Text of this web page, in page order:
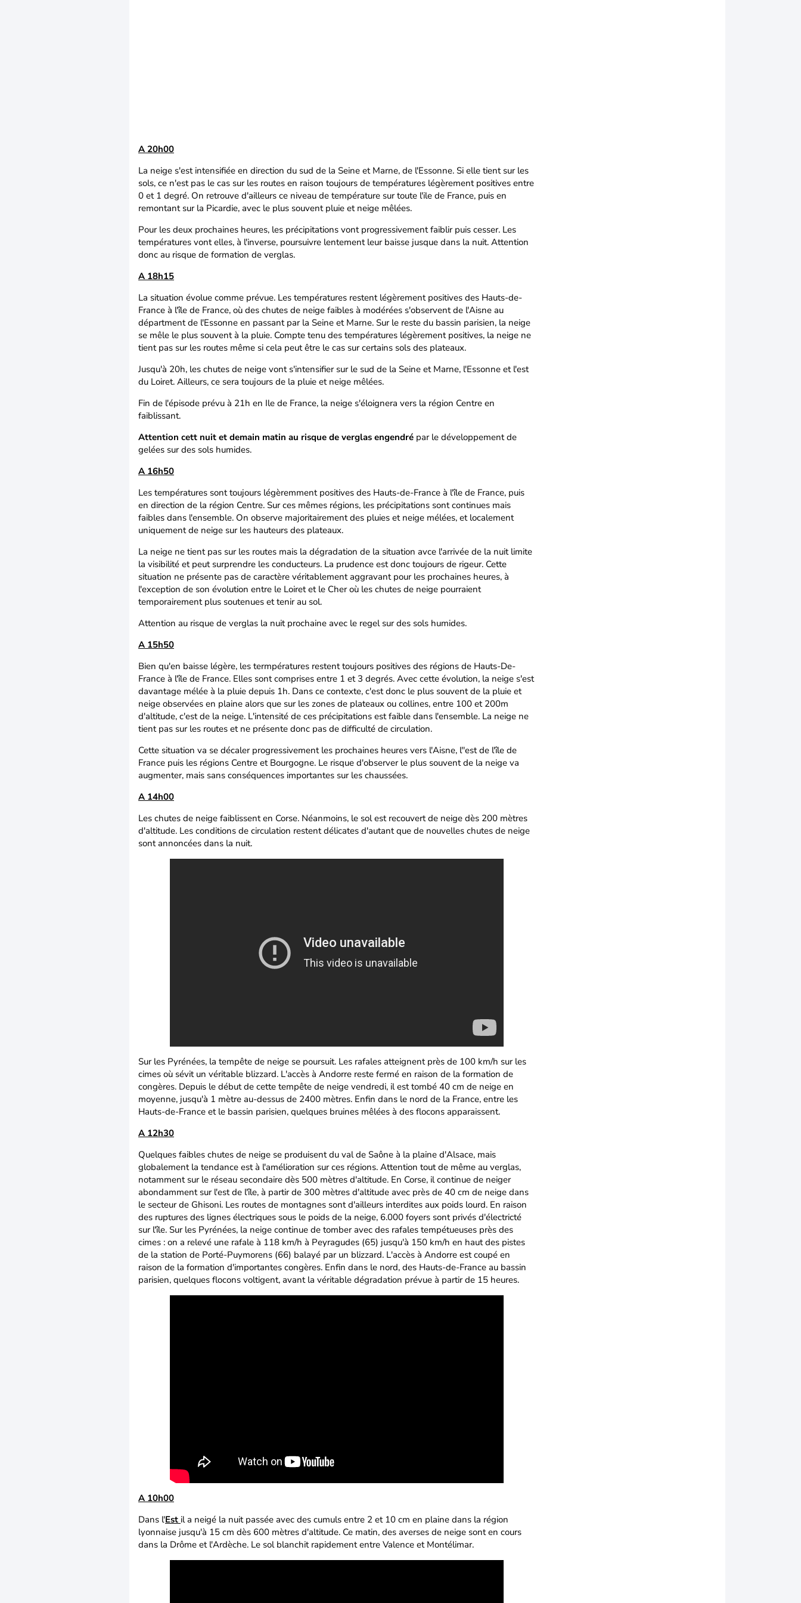
A 20h00
La neige s'est intensifiée en direction du sud de la Seine et Marne, de l'Essonne. Si elle tient sur les
sols, ce n'est pas le cas sur les routes en raison toujours de températures légèrement positives entre
0 et 1 degré. On retrouve d'ailleurs ce niveau de température sur toute l'ile de France, puis en
remontant sur la Picardie, avec le plus souvent pluie et neige mêlées.
Pour les deux prochaines heures, les précipitations vont progressivement faiblir puis cesser. Les
températures vont elles, à l'inverse, poursuivre lentement leur baisse jusque dans la nuit. Attention
donc au risque de formation de verglas.
A 18h15
La situation évolue comme prévue. Les températures restent légèrement positives des Hauts-de-
France à l'île de France, où des chutes de neige faibles à modérées s'observent de l'Aisne au
départment de l'Essonne en passant par la Seine et Marne. Sur le reste du bassin parisien, la neige
se mêle le plus souvent à la pluie. Compte tenu des températures légèrement positives, la neige ne
tient pas sur les routes même si cela peut être le cas sur certains sols des plateaux.
Jusqu'à 20h, les chutes de neige vont s'intensifier sur le sud de la Seine et Marne, l'Essonne et l'est
du Loiret. Ailleurs, ce sera toujours de la pluie et neige mêlées.
Fin de l'épisode prévu à 21h en Ile de France, la neige s'éloignera vers la région Centre en
faiblissant.
Attention cett nuit et demain matin au risque de verglas engendré par le développement de
gelées sur des sols humides.
A 16h50
Les températures sont toujours légèremment positives des Hauts-de-France à l'île de France, puis
en direction de la région Centre. Sur ces mêmes régions, les précipitations sont continues mais
faibles dans l'ensemble. On observe majoritairement des pluies et neige mélées, et localement
uniquement de neige sur les hauteurs des plateaux.
La neige ne tient pas sur les routes mais la dégradation de la situation avce l'arrivée de la nuit limite
la visibilité et peut surprendre les conducteurs. La prudence est donc toujours de rigeur. Cette
situation ne présente pas de caractère véritablement aggravant pour les prochaines heures, à
l'exception de son évolution entre le Loiret et le Cher où les chutes de neige pourraient
temporairement plus soutenues et tenir au sol.
Attention au risque de verglas la nuit prochaine avec le regel sur des sols humides.
A 15h50
Bien qu'en baisse légère, les termpératures restent toujours positives des régions de Hauts-De-
France à l'île de France. Elles sont comprises entre 1 et 3 degrés. Avec cette évolution, la neige s'est
davantage mélée à la pluie depuis 1h. Dans ce contexte, c'est donc le plus souvent de la pluie et
neige observées en plaine alors que sur les zones de plateaux ou collines, entre 100 et 200m
d'altitude, c'est de la neige. L'intensité de ces précipitations est faible dans l'ensemble. La neige ne
tient pas sur les routes et ne présente donc pas de difficulté de circulation.
Cette situation va se décaler progressivement les prochaines heures vers l'Aisne, l''est de l'île de
France puis les régions Centre et Bourgogne. Le risque d'observer le plus souvent de la neige va
augmenter, mais sans conséquences importantes sur les chaussées.
A 14h00
Les chutes de neige faiblissent en Corse. Néanmoins, le sol est recouvert de neige dès 200 mètres
d'altitude. Les conditions de circulation restent délicates d'autant que de nouvelles chutes de neige
sont annoncées dans la nuit.
Sur les Pyrénées, la tempête de neige se poursuit. Les rafales atteignent près de 100 km/h sur les
cimes où sévit un véritable blizzard. L'accès à Andorre reste fermé en raison de la formation de
congères. Depuis le début de cette tempête de neige vendredi, il est tombé 40 cm de neige en
moyenne, jusqu'à 1 mètre au-dessus de 2400 mètres. Enfin dans le nord de la France, entre les
Hauts-de-France et le bassin parisien, quelques bruines mêlées à des flocons apparaissent.
A 12h30
Quelques faibles chutes de neige se produisent du val de Saône à la plaine d'Alsace, mais
globalement la tendance est à l'amélioration sur ces régions. Attention tout de même au verglas,
notamment sur le réseau secondaire dès 500 mètres d'altitude. En Corse, il continue de neiger
abondamment sur l'est de l'île, à partir de 300 mètres d'altitude avec près de 40 cm de neige dans
le secteur de Ghisoni. Les routes de montagnes sont d'ailleurs interdites aux poids lourd. En raison
des ruptures des lignes électriques sous le poids de la neige, 6.000 foyers sont privés d'électricté
sur l'île. Sur les Pyrénées, la neige continue de tomber avec des rafales tempétueuses près des
cimes : on a relevé une rafale à 118 km/h à Peyragudes (65) jusqu'à 150 km/h en haut des pistes
de la station de Porté-Puymorens (66) balayé par un blizzard. L'accès à Andorre est coupé en
raison de la formation d'importantes congères. Enfin dans le nord, des Hauts-de-France au bassin
parisien, quelques flocons voltigent, avant la véritable dégradation prévue à partir de 15 heures.
A 10h00
Dans l'Est il a neigé la nuit passée avec des cumuls entre 2 et 10 cm en plaine dans la région
lyonnaise jusqu'à 15 cm dès 600 mètres d'altitude. Ce matin, des averses de neige sont en cours
dans la Drôme et l'Ardèche. Le sol blanchit rapidement entre Valence et Montélimar.